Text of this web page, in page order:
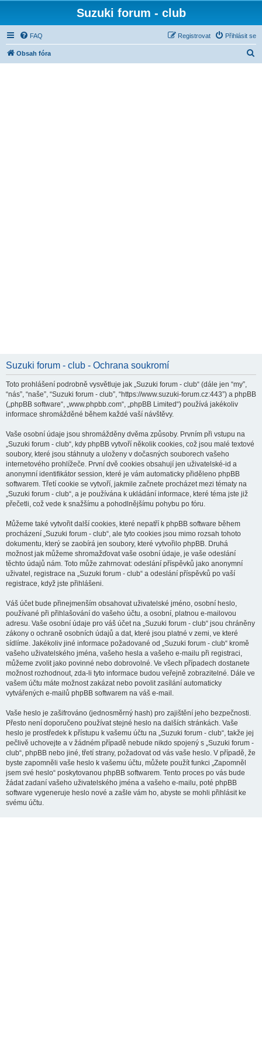
Suzuki forum - club
FAQ Přihlásit se
Registrovat
Obsah fóra
Suzuki forum - club - Ochrana soukromí
Toto prohlášení podrobně vysvětluje jak „Suzuki forum - club“ (dále jen “my”,
“nás”, “naše”, “Suzuki forum - club”, “https://www.suzuki-forum.cz:443”) a phpBB
(„phpBB software“, „www.phpbb.com“, „phpBB Limited“) používá jakékoliv
informace shromážděné během každé vaší návštěvy.
Vaše osobní údaje jsou shromážděny dvěma způsoby. Prvním při vstupu na
„Suzuki forum - club“, kdy phpBB vytvoří několik cookies, což jsou malé textové
soubory, které jsou stáhnuty a uloženy v dočasných souborech vašeho
internetového prohlížeče. První dvě cookies obsahují jen uživatelské-id a
anonymní identifikátor session, které je vám automaticky přiděleno phpBB
softwarem. Třetí cookie se vytvoří, jakmile začnete procházet mezi tématy na
„Suzuki forum - club“, a je používána k ukládání informace, které téma jste již
přečetli, což vede k snažšímu a pohodlnějšímu pohybu po fóru.
Můžeme také vytvořit další cookies, které nepatří k phpBB software během
procházení „Suzuki forum - club“, ale tyto cookies jsou mimo rozsah tohoto
dokumentu, který se zaobírá jen soubory, které vytvořilo phpBB. Druhá
možnost jak můžeme shromažďovat vaše osobní údaje, je vaše odeslání
těchto údajů nám. Toto může zahrnovat: odeslání příspěvků jako anonymní
uživatel, registrace na „Suzuki forum - club“ a odeslání příspěvků po vaší
registrace, když jste přihlášeni.
Váš účet bude přinejmenším obsahovat uživatelské jméno, osobní heslo,
používané při přihlašování do vašeho účtu, a osobní, platnou e-mailovou
adresu. Vaše osobní údaje pro váš účet na „Suzuki forum - club“ jsou chráněny
zákony o ochraně osobních údajů a dat, které jsou platné v zemi, ve které
sídlíme. Jakékoliv jiné informace požadované od „Suzuki forum - club“ kromě
vašeho uživatelského jména, vašeho hesla a vašeho e-mailu při registraci,
můžeme zvolit jako povinné nebo dobrovolné. Ve všech případech dostanete
možnost rozhodnout, zda-li tyto informace budou veřejně zobrazitelné. Dále ve
vašem účtu máte možnost zakázat nebo povolit zasílání automaticky
vytvářených e-mailů phpBB softwarem na váš e-mail.
Vaše heslo je zašifrováno (jednosměrný hash) pro zajištění jeho bezpečnosti.
Přesto není doporučeno používat stejné heslo na dalších stránkách. Vaše
heslo je prostředek k přístupu k vašemu účtu na „Suzuki forum - club“, takže jej
pečlivě uchovejte a v žádném případě nebude nikdo spojený s „Suzuki forum -
club“, phpBB nebo jiné, třetí strany, požadovat od vás vaše heslo. V případě, že
byste zapomněli vaše heslo k vašemu účtu, můžete použít funkci „Zapomněl
jsem své heslo“ poskytovanou phpBB softwarem. Tento proces po vás bude
žádat zadaní vašeho uživatelského jména a vašeho e-mailu, poté phpBB
software vygeneruje heslo nové a zašle vám ho, abyste se mohli přihlásit ke
svému účtu.